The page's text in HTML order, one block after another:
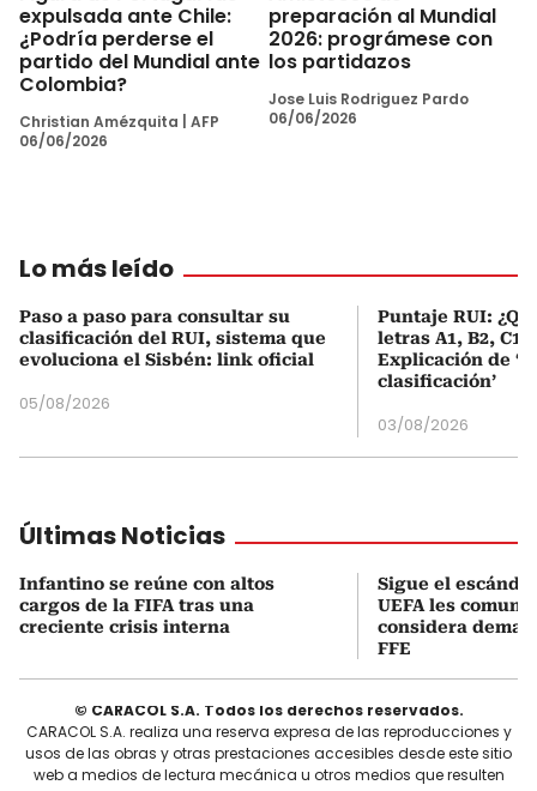
expulsada ante Chile:
¿Podría perderse el
partido del Mundial ante
Colombia?
Christian Amézquita
AFP
06/06/2026
preparación al Mundial
2026: prográmese con
los partidazos
Jose Luis Rodriguez Pardo
06/06/2026
Lo más leído
Paso a paso para consultar su
clasificación del RUI, sistema que
evoluciona el Sisbén: link oficial
05/08/2026
Puntaje RUI:
letras A1, B2, C1
Explicación de
clasificación’
03/08/2026
Últimas Noticias
Infantino se reúne con altos
cargos de la FIFA tras una
creciente crisis interna
Sigue el
UEFA les
considera
FFE
© CARACOL S.A. Todos los derechos reservados.
CARACOL S.A. realiza una reserva expresa de las reproducciones y
usos de las obras y otras prestaciones accesibles desde este sitio
web a medios de lectura mecánica u otros medios que resulten